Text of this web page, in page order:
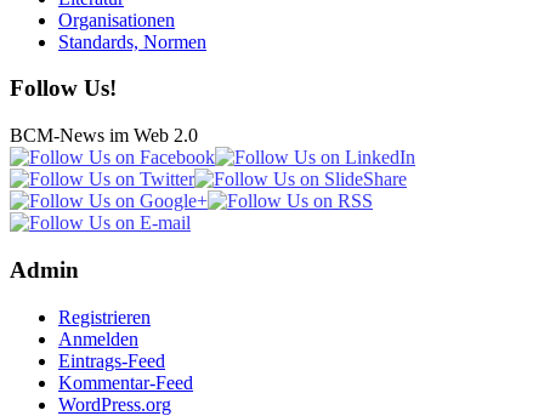
Organisationen
Standards, Normen
Follow Us!
BCM-News im Web 2.0
Admin
Registrieren
Anmelden
Eintrags-Feed
Kommentar-Feed
WordPress.org